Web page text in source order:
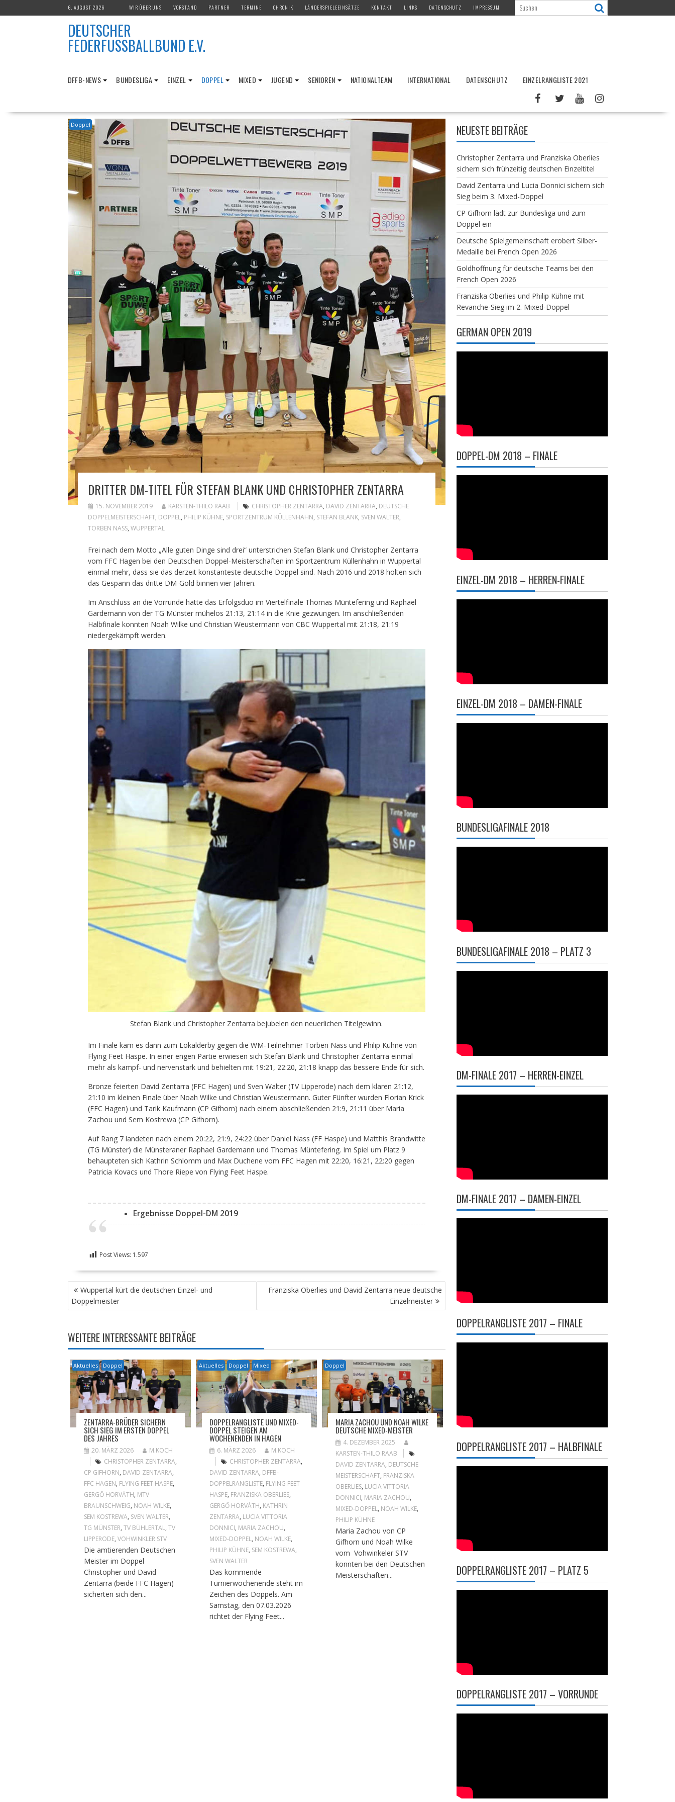
to
6. AUGUST 2026 WIR ÜBER UNS VORSTAND PARTNER TERMINE CHRONIK LÄNDERSPIELEEINSÄTZE KONTAKT LINKS DATENSCHUTZ IMPRESSUM
DEUTSCHER
FEDERFUSSBALLBUND E.V.
DFFB-NEWS BUNDESLIGA EINZEL DOPPEL MIXED JUGEND SENIOREN NATIONALTEAM INTERNATIONAL DATENSCHUTZ EINZELRANGLISTE 2021
Doppel
DRITTER DM-TITEL FÜR STEFAN BLANK UND CHRISTOPHER ZENTARRA
15. NOVEMBER 2019 KARSTEN-THILO RAAB CHRISTOPHER ZENTARRA, DAVID ZENTARRA, DEUTSCHE
DOPPELMEISTERSCHAFT, DOPPEL, PHILIP KÜHNE, SPORTZENTRUM KÜLLENHAHN, STEFAN BLANK, SVEN WALTER,
TORBEN NASS, WUPPERTAL
Frei nach dem Motto „Alle guten Dinge sind drei“ unterstrichen Stefan Blank und Christopher Zentarra
vom FFC Hagen bei den Deutschen Doppel-Meisterschaften im Sportzentrum Küllenhahn in Wuppertal
einmal mehr, dass sie das derzeit konstanteste deutsche Doppel sind. Nach 2016 und 2018 holten sich
das Gespann das dritte DM-Gold binnen vier Jahren.
Im Anschluss an die Vorrunde hatte das Erfolgsduo im Viertelfinale Thomas Müntefering und Raphael
Gardemann von der TG Münster mühelos 21:13, 21:14 in die Knie gezwungen. Im anschließenden
Halbfinale konnten Noah Wilke und Christian Weustermann von CBC Wuppertal mit 21:18, 21:19
niedergekämpft werden.
Stefan Blank und Christopher Zentarra bejubelen den neuerlichen Titelgewinn.
Im Finale kam es dann zum Lokalderby gegen die WM-Teilnehmer Torben Nass und Philip Kühne von
Flying Feet Haspe. In einer engen Partie erwiesen sich Stefan Blank und Christopher Zentarra einmal
mehr als kampf- und nervenstark und behielten mit 19:21, 22:20, 21:18 knapp das bessere Ende für sich.
Bronze feierten David Zentarra (FFC Hagen) und Sven Walter (TV Lipperode) nach dem klaren 21:12,
21:10 im kleinen Finale über Noah Wilke und Christian Weustermann. Guter Fünfter wurden Florian Krick
(FFC Hagen) und Tarik Kaufmann (CP Gifhorn) nach einem abschließenden 21:9, 21:11 über Maria
Zachou und Sem Kostrewa (CP Gifhorn).
Auf Rang 7 landeten nach einem 20:22, 21:9, 24:22 über Daniel Nass (FF Haspe) und Matthis Brandwitte
(TG Münster) die Münsteraner Raphael Gardemann und Thomas Müntefering. Im Spiel um Platz 9
behaupteten sich Kathrin Schlomm und Max Duchene vom FFC Hagen mit 22:20, 16:21, 22:20 gegen
Patricia Kovacs und Thore Riepe von Flying Feet Haspe.
Ergebnisse Doppel-DM 2019
Post Views: 1.597
BEITRAGSNAVIGATION
Wuppertal kürt die deutschen Einzel- und
Doppelmeister
Franziska Oberlies und David Zentarra neue deutsche
Einzelmeister
WEITERE INTERESSANTE BEITRÄGE
Aktuelles Doppel
ZENTARRA-BRÜDER SICHERN
SICH SIEG IM ERSTEN DOPPEL
DES JAHRES
20. MÄRZ 2026
M.KOCH
CHRISTOPHER ZENTARRA,
CP GIFHORN, DAVID ZENTARRA,
FFC HAGEN, FLYING FEET HASPE,
GERGŐ HORVÁTH, MTV
BRAUNSCHWEIG, NOAH WILKE,
SEM KOSTREWA, SVEN WALTER,
TG MÜNSTER, TV BÜHLERTAL, TV
LIPPERODE, VOHWINKLER STV
Die amtierenden Deutschen
Meister im Doppel
Christopher und David
Zentarra (beide FFC Hagen)
sicherten sich den...
Aktuelles Doppel Mixed
DOPPELRANGLISTE UND MIXED-
DOPPEL STEIGEN AM
WOCHENENDEN IN HAGEN
6. MÄRZ 2026
M.KOCH
CHRISTOPHER ZENTARRA,
DAVID ZENTARRA, DFFB-
DOPPELRANGLISTE, FLYING FEET
HASPE, FRANZISKA OBERLIES,
GERGŐ HORVÁTH, KATHRIN
ZENTARRA, LUCIA VITTORIA
DONNICI, MARIA ZACHOU,
MIXED-DOPPEL, NOAH WILKE,
PHILIP KÜHNE, SEM KOSTREWA,
SVEN WALTER
Das kommende
Turnierwochenende steht im
Zeichen des Doppels. Am
Samstag, den 07.03.2026
richtet der Flying Feet...
Doppel
MARIA ZACHOU UND NOAH WILKE
DEUTSCHE MIXED-MEISTER
4. DEZEMBER 2025
KARSTEN-THILO RAAB
DAVID ZENTARRA, DEUTSCHE
MEISTERSCHAFT, FRANZISKA
OBERLIES, LUCIA VITTORIA
DONNICI, MARIA ZACHOU,
MIXED-DOPPEL, NOAH WILKE,
PHILIP KÜHNE
Maria Zachou von CP
Gifhorn und Noah Wilke
vom Vohwinkeler STV
konnten bei den Deutschen
Meisterschaften...
NEUESTE BEITRÄGE
Christopher Zentarra und Franziska Oberlies
sichern sich frühzeitig deutschen Einzeltitel
David Zentarra und Lucia Donnici sichern sich
Sieg beim 3. Mixed-Doppel
CP Gifhorn lädt zur Bundesliga und zum
Doppel ein
Deutsche Spielgemeinschaft erobert Silber-
Medaille bei French Open 2026
Goldhoffnung für deutsche Teams bei den
French Open 2026
Franziska Oberlies und Philip Kühne mit
Revanche-Sieg im 2. Mixed-Doppel
GERMAN OPEN 2019
DOPPEL-DM 2018 – FINALE
EINZEL-DM 2018 – HERREN-FINALE
EINZEL-DM 2018 – DAMEN-FINALE
BUNDESLIGAFINALE 2018
BUNDESLIGAFINALE 2018 – PLATZ 3
DM-FINALE 2017 – HERREN-EINZEL
DM-FINALE 2017 – DAMEN-EINZEL
DOPPELRANGLISTE 2017 – FINALE
DOPPELRANGLISTE 2017 – HALBFINALE
DOPPELRANGLISTE 2017 – PLATZ 5
DOPPELRANGLISTE 2017 – VORRUNDE